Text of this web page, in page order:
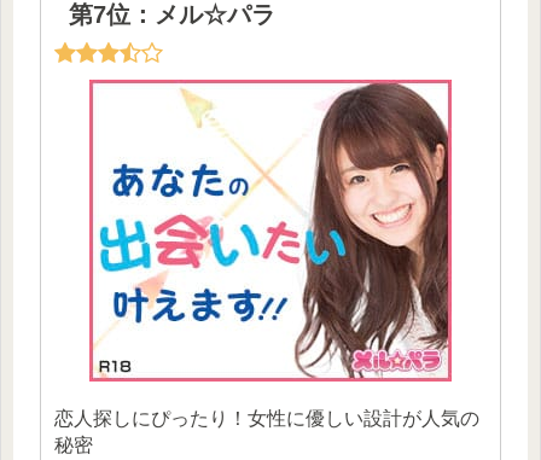
第7位：メル☆パラ
恋人探しにぴったり！女性に優しい設計が人気の
秘密